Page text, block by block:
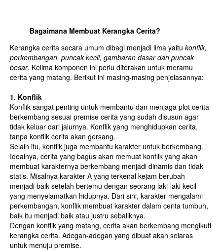
Bagaimana Membuat Kerangka Cerita?
Kerangka cerita secara umum dibagi menjadi lima yaitu konflik,
perkembangan, puncak kecil, gambaran dasar dan puncak
besar. Kelima komponen ini perlu diterakan untuk meramu
cerita yang matang. Berikut ini masing-masing penjelasannya:
1. Konflik
Konflik sangat penting untuk membantu dan menjaga plot cerita
berkembang sesuai premise cerita yang sudah disusun agar
tidak keluar dari jalurnya. Konflik yang menghidupkan cerita,
tanpa konflik cerita akan gersang.
Selain itu, konflik juga membantu karakter untuk berkembang.
Idealnya, cerita yang bagus akan memuat konflik yang akan
membuat karakternya berkembang menjadi dinamis dan tidak
statis. Misalnya karakter A yang terkenal kejam berubah
menjadi baik setelah bertemu dengan seorang laki-laki kecil
yang menyelamatkan hidupnya. Dari sini, karakter mengalami
perkembangan, konflik membuat karakter dalam cerita tumbuh,
baik itu menjadi baik atau justru sebaliknya.
Dengan konflik yang matang, cerita akan berkembang mengikuti
kerangka cerita. Adegan-adegan yang dibuat akan selaras
untuk menuju premise.